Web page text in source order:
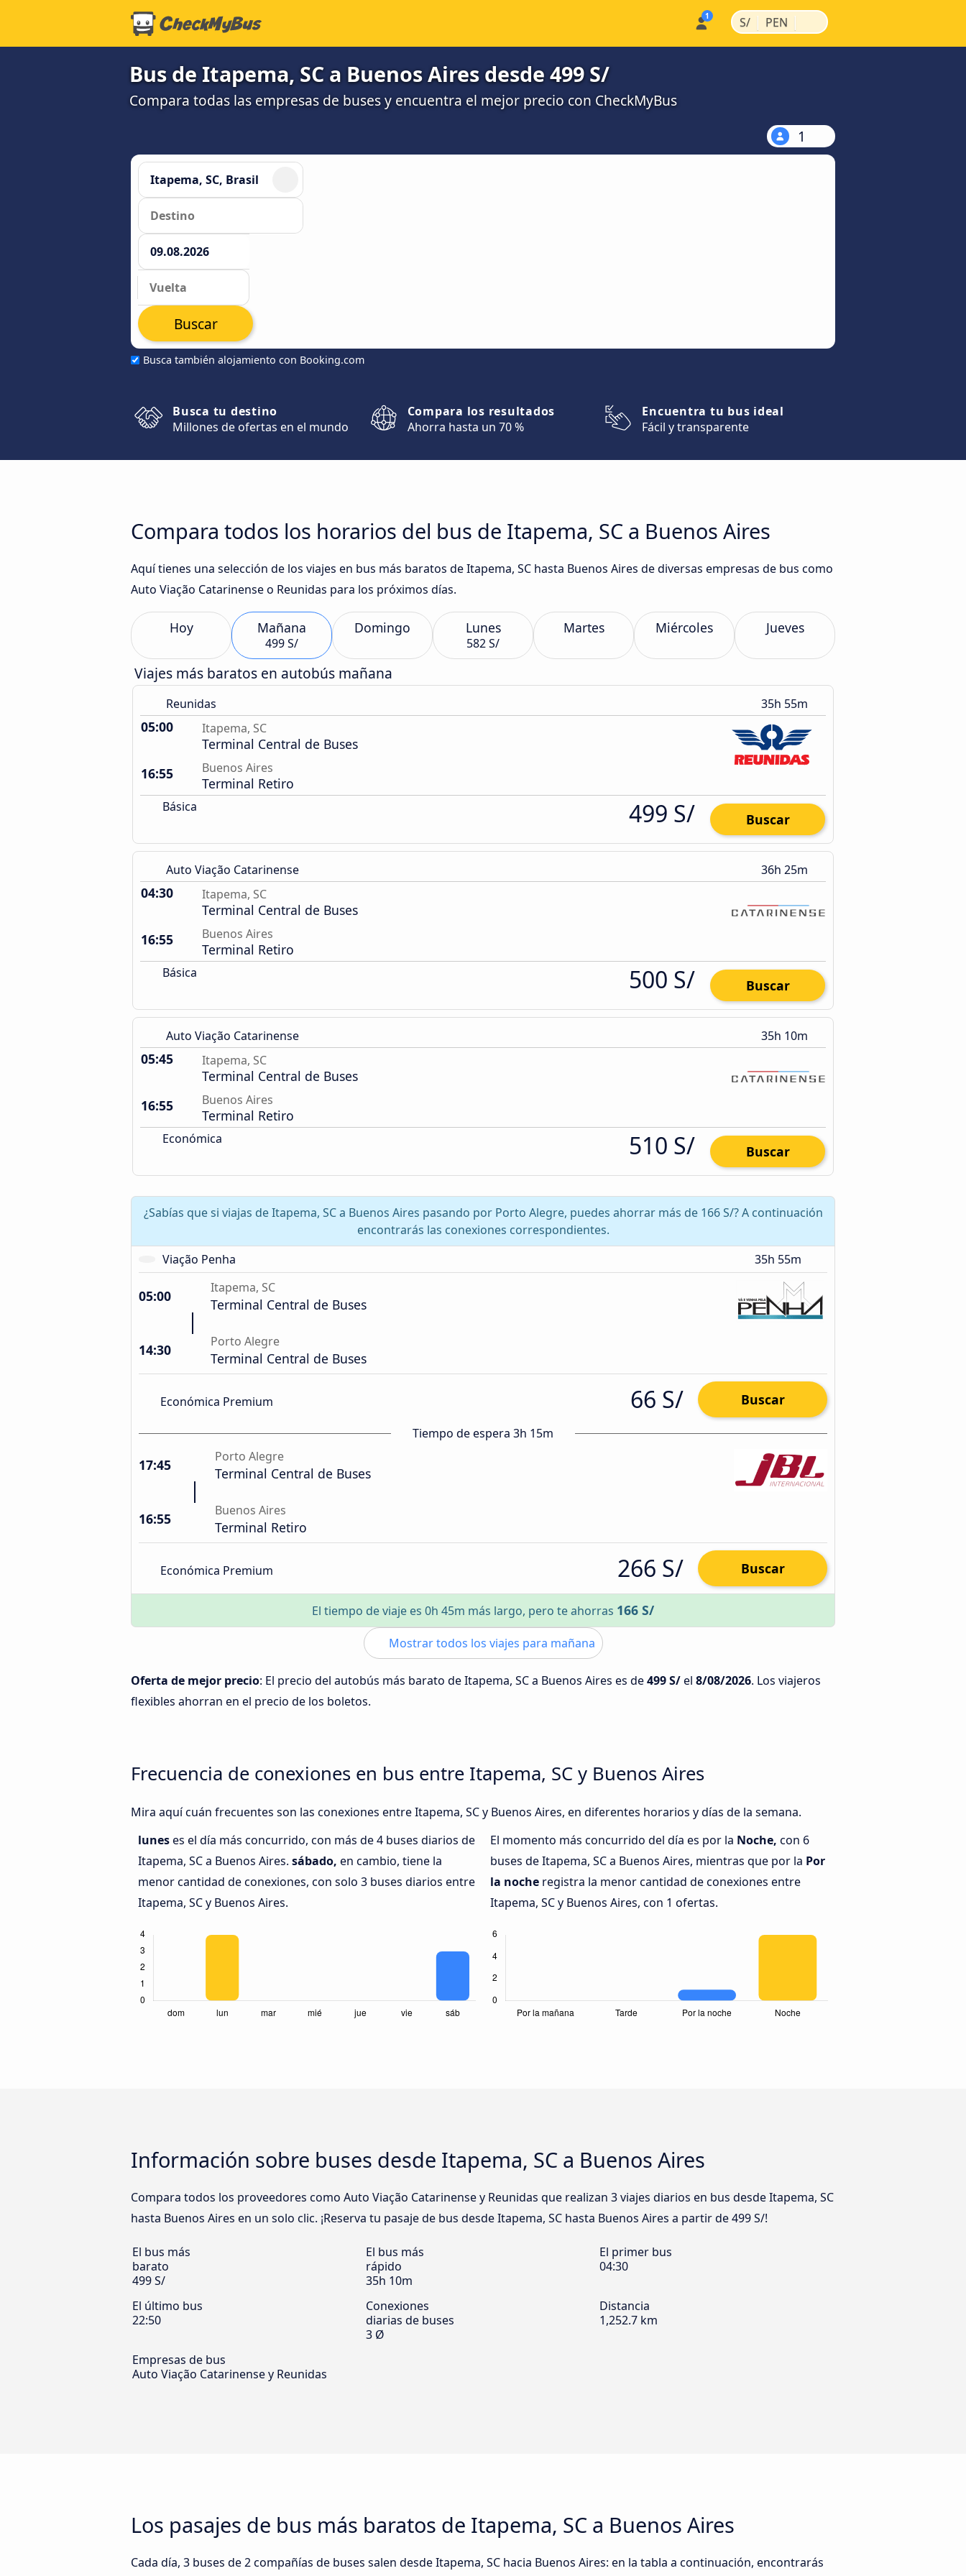
S/ | PEN |
Bus de Itapema, SC a Buenos Aires desde 499 S/
Compara todas las empresas de buses y encuentra el mejor precio con CheckMyBus
1
Busca también alojamiento con Booking.com
Buscar
Busca tu destino
Millones de ofertas en el mundo
Compara los resultados
Ahorra hasta un 70 %
Encuentra tu bus ideal
Fácil y transparente
Compara todos los horarios del bus de Itapema, SC a Buenos Aires
Aquí tienes una selección de los viajes en bus más baratos de Itapema, SC hasta Buenos Aires de diversas empresas de bus como
Auto Viação Catarinense o Reunidas para los próximos días.
Hoy Mañana
499 S/
Domingo Lunes
582 S/
Martes Miércoles Jueves
Viajes más baratos en autobús mañana
Reunidas 35h 55m
05:00 Itapema, SC
Terminal Central de Buses
16:55
Buenos Aires
Terminal Retiro
Básica 499 S/ Buscar
Auto Viação Catarinense 36h 25m
04:30 Itapema, SC
Terminal Central de Buses
16:55
Buenos Aires
Terminal Retiro
Básica 500 S/ Buscar
Auto Viação Catarinense 35h 10m
05:45 Itapema, SC
Terminal Central de Buses
16:55
Buenos Aires
Terminal Retiro
Económica 510 S/ Buscar
¿Sabías que si viajas de Itapema, SC a Buenos Aires pasando por Porto Alegre, puedes ahorrar más de 166 S/? A continuación
encontrarás las conexiones correspondientes.
Viação Penha
35h 55m
05:00 Itapema, SC
Terminal Central de Buses
14:30 Porto Alegre
Terminal Central de Buses
Económica Premium 66 S/ Buscar
Tiempo de espera 3h 15m
17:45 Porto Alegre
Terminal Central de Buses
16:55 Buenos Aires
Terminal Retiro
Económica Premium 266 S/ Buscar
El tiempo de viaje es 0h 45m más largo, pero te ahorras 166 S/
Mostrar todos los viajes para mañana
Oferta de mejor precio: El precio del autobús más barato de Itapema, SC a Buenos Aires es de499 S/el 8/08/2026. Los viajeros
flexibles ahorran en el precio de los boletos.
Frecuencia de conexiones en bus entre Itapema, SC y Buenos Aires
Mira aquí cuán frecuentes son las conexiones entre Itapema, SC y Buenos Aires, en diferentes horarios y días de la semana.
luneses el día más concurrido, con más de 4 buses diarios de
Itapema, SC a Buenos Aires. sábado, en cambio, tiene la
menor cantidad de conexiones, con solo 3 buses diarios entre
Itapema, SC y Buenos Aires.
El momento más concurrido del día es por la Noche, con 6
buses de Itapema, SC a Buenos Aires, mientras que por la Por
la noche registra la menor cantidad de conexiones entre
Itapema, SC y Buenos Aires, con 1 ofertas.
Información sobre buses desde Itapema, SC a Buenos Aires
Compara todos los proveedores como Auto Viação Catarinense y Reunidas que realizan 3 viajes diarios en bus desde Itapema, SC
hasta Buenos Aires en un solo clic. ¡Reserva tu pasaje de bus desde Itapema, SC hasta Buenos Aires a partir de 499 S/!
El bus más
barato
499 S/
El bus más
rápido
35h 10m
El primer bus
04:30
El último bus
22:50
Conexiones
diarias de buses
3 Ø
Distancia
1,252.7 km
Empresas de bus
Auto Viação Catarinense y Reunidas
Los pasajes de bus más baratos de Itapema, SC a Buenos Aires
Cada día, 3 buses de 2 compañías de buses salen desde Itapema, SC hacia Buenos Aires: en la tabla a continuación, encontrarás